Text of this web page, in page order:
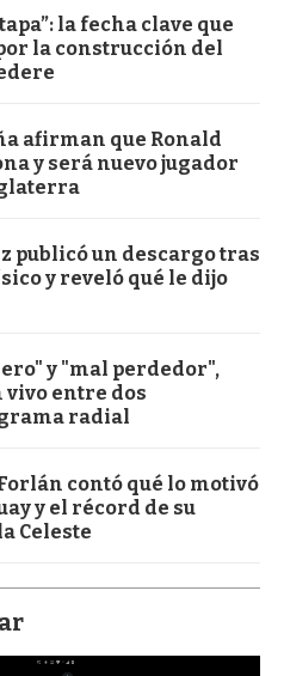
la fecha clave que
la construcción del
afirman que Ronald
y será nuevo jugador
publicó un descargo tras
y reveló qué le dijo
y "mal perdedor",
entre dos
radial
contó qué lo motivó
y el récord de su
Celeste